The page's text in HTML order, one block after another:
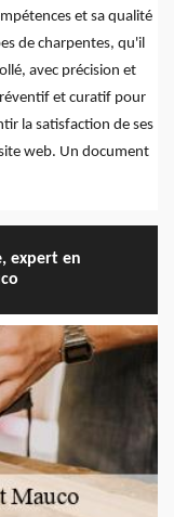
et sa qualité
de charpentes, qu'il
avec précision et
et curatif pour
la satisfaction de ses
web. Un document
expert en